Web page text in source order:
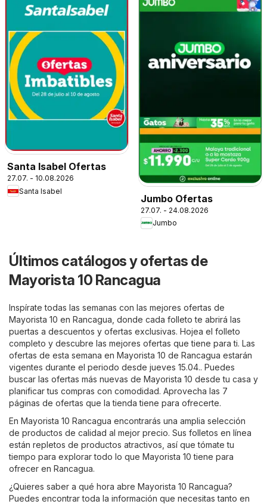
Santa Isabel Ofertas
27.07. - 10.08.2026
Santa Isabel
Jumbo Ofertas
27.07. - 24.08.2026
Jumbo
Últimos catálogos y ofertas de
Mayorista 10 Rancagua
Inspírate todas las semanas con las mejores ofertas de
Mayorista 10 en Rancagua, donde cada folleto te abrirá las
puertas a descuentos y ofertas exclusivas. Hojea el folleto
completo y descubre las mejores ofertas que tiene para ti. Las
ofertas de esta semana en Mayorista 10 de Rancagua estarán
vigentes durante el periodo desde jueves 15.04.. Puedes
buscar las ofertas más nuevas de Mayorista 10 desde tu casa y
planificar tus compras con comodidad. Aprovecha las 7
páginas de ofertas que la tienda tiene para ofrecerte.
En Mayorista 10 Rancagua encontrarás una amplia selección
de productos de calidad al mejor precio. Sus folletos en línea
están repletos de productos atractivos, así que tómate tu
tiempo para explorar todo lo que Mayorista 10 tiene para
ofrecer en Rancagua.
¿Quieres saber a qué hora abre Mayorista 10 Rancagua?
Puedes encontrar toda la información que necesitas tanto en